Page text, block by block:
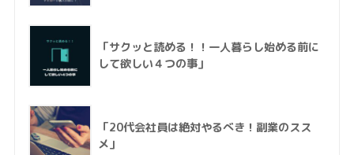
「サクッと読める！！一人暮らし始める前に
して欲しい４つの事」
「20代会社員は絶対やるべき！副業のスス
メ」